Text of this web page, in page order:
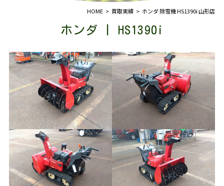
HOME 買取実績 ホンダ 除雪機 HS1390i 山形店
ホンダ | HS1390i